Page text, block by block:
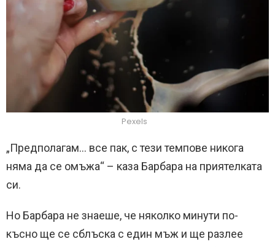
Pexels
„Предполагам… все пак, с тези темпове никога
няма да се омъжа“ – каза Барбара на приятелката
си.
Но Барбара не знаеше, че няколко минути по-
късно ще се сблъска с един мъж и ще разлее